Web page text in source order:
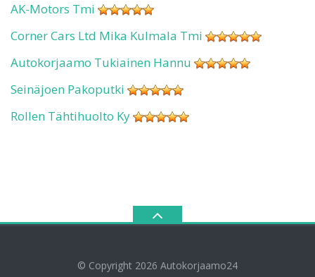
AK-Motors Tmi
Corner Cars Ltd Mika Kulmala Tmi
Autokorjaamo Tukiainen Hannu
Seinäjoen Pakoputki
Rollen Tähtihuolto Ky
© Copyright 2026 Autokorjaamo24